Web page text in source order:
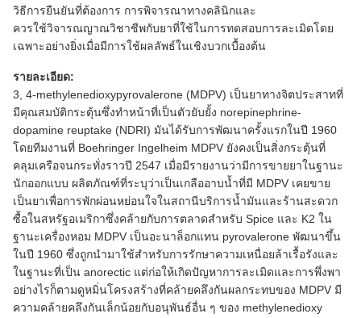
วิธีการยืนยันที่ต้องการ การพิจารณาทางคลินิกและ
ควรใช้วิจารณญาณวิชาชีพกับยาที่ใช้ในการทดสอบการละเมิดโดย
เฉพาะอย่างยิ่งเมื่อมีการใช้ผลลัพธ์ในเชิงบวกเบื้องต้น
รายละเอียด:
3, 4-methylenedioxypyrovalerone (MDPV) เป็นยาทางจิตประสาทที่
มีคุณสมบัติกระตุ้นซึ่งทำหน้าที่เป็นตัวยับยั้ง norepinephrine-
dopamine reuptake (NDRI) มันได้รับการพัฒนาครั้งแรกในปี 1960
โดยทีมงานที่ Boehringer Ingelheim MDPV ยังคงเป็นสิ่งกระตุ้นที่
คลุมเครือจนกระทั่งราวปี 2547 เมื่อมีรายงานว่ามีการขายยาในฐานะ
นักออกแบบ ผลิตภัณฑ์ที่ระบุว่าเป็นเกลืออาบน้ำที่มี MDPV เคยขาย
เป็นยาเพื่อการพักผ่อนหย่อนใจในสถานีบริการน้ำมันและร้านสะดวก
ซื้อในสหรัฐอเมริกาซึ่งคล้ายกับการตลาดสำหรับ Spice และ K2 ใน
ฐานะเครื่องหอม MDPV เป็นอะนาล็อกแทน pyrovalerone พัฒนาขึ้น
ในปี 1960 ซึ่งถูกนำมาใช้สำหรับการรักษาความเหนื่อยล้าเรื้อรังและ
ในฐานะที่เป็น anorectic แต่ก่อให้เกิดปัญหาการละเมิดและการพึ่งพา
อย่างไรก็ตามดูหมิ่นโครงสร้างที่คล้ายคลึงกันผลกระทบของ MDPV มี
ความคล้ายคลึงกันเล็กน้อยกับอนุพันธ์อื่น ๆ ของ methylenedioxy